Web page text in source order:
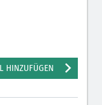
schraffierterm
HINZUFÜGEN